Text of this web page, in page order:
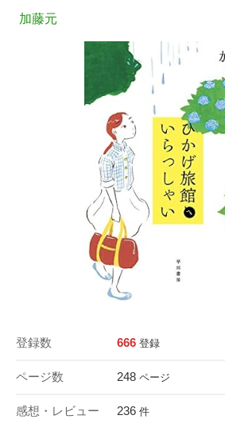
加藤元
登録数 666 登録
ページ数 248 ページ
感想・レビュー 236 件